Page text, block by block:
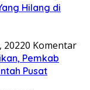
Hilang di
20220 Komentar
Pemkab
Pusat